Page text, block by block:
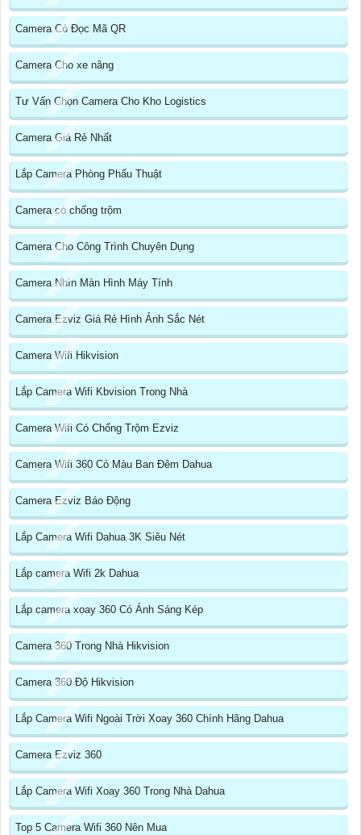
Camera Có Đọc Mã QR
Camera Cho xe nâng
Tư Vấn Chọn Camera Cho Kho Logistics
Camera Giá Rẻ Nhất
Lắp Camera Phòng Phẩu Thuật
Camera có chống trộm
Camera Cho Công Trình Chuyên Dụng
Camera Nhìn Màn Hình Máy Tính
Camera Ezviz Giá Rẻ Hình Ảnh Sắc Nét
Camera Wifi Hikvision
Lắp Camera Wifi Kbvision Trong Nhà
Camera Wifi Có Chống Trộm Ezviz
Camera Wifi 360 Có Màu Ban Đêm Dahua
Camera Ezviz Báo Động
Lắp Camera Wifi Dahua 3K Siêu Nét
Lắp camera Wifi 2k Dahua
Lắp camera xoay 360 Có Ánh Sáng Kép
Camera 360 Trong Nhà Hikvision
Camera 360 Độ Hikvision
Lắp Camera Wifi Ngoài Trời Xoay 360 Chính Hãng Dahua
Camera Ezviz 360
Lắp Camera Wifi Xoay 360 Trong Nhà Dahua
Top 5 Camera Wifi 360 Nên Mua